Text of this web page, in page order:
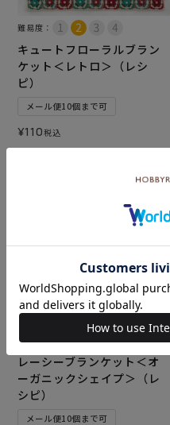
難易度：
キュートフローラルブラン
ケット＜レトロ＞（レシ
ピ）
メール便10個まで可
¥110税込
難易度：
レーシーブランケット＜オ
ーガニックシェイプ＞（レ
シピ）
メール便10個まで可